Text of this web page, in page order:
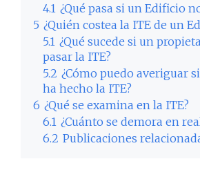
4.1 ¿Qué pasa si un Edificio
5 ¿Quién costea la ITE de un
5.1 ¿Qué sucede si un
pasar la ITE?
5.2 ¿Cómo puedo averiguar
ha hecho la ITE?
6 ¿Qué se examina en la ITE?
6.1 ¿Cuánto se demora en
6.2 Publicaciones